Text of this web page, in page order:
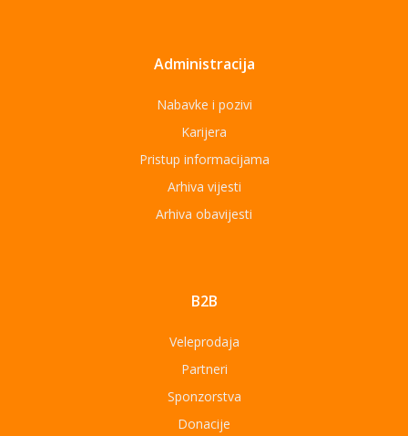
Administracija
Nabavke i pozivi
Karijera
Pristup informacijama
Arhiva vijesti
Arhiva obavijesti
B2B
Veleprodaja
Partneri
Sponzorstva
Donacije